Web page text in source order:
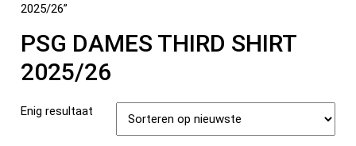
2025/26”
PSG DAMES THIRD SHIRT
2025/26
Enig resultaat